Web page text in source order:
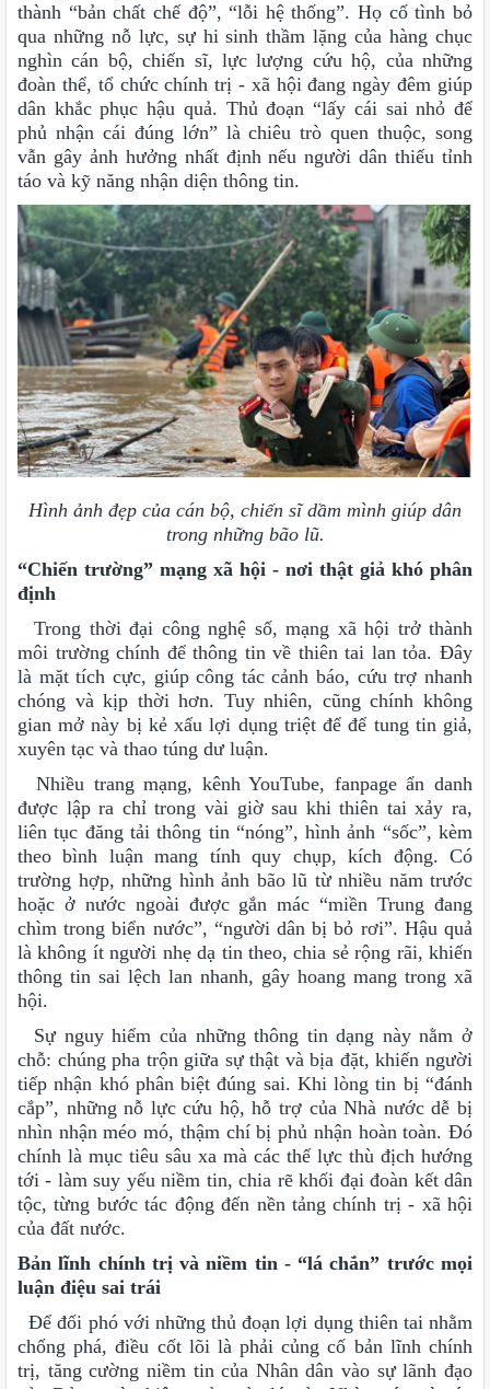
thành “bản chất chế độ”, “lỗi hệ thống”. Họ cố tình bỏ
qua những nỗ lực, sự hi sinh thầm lặng của hàng chục
nghìn cán bộ, chiến sĩ, lực lượng cứu hộ, của những
đoàn thể, tổ chức chính trị - xã hội đang ngày đêm giúp
dân khắc phục hậu quả. Thủ đoạn “lấy cái sai nhỏ để
phủ nhận cái đúng lớn” là chiêu trò quen thuộc, song
vẫn gây ảnh hưởng nhất định nếu người dân thiếu tỉnh
táo và kỹ năng nhận diện thông tin.
Hình ảnh đẹp của cán bộ, chiến sĩ dầm mình giúp dân
trong những bão lũ.
“Chiến trường” mạng xã hội - nơi thật giả khó phân
định
Trong thời đại công nghệ số, mạng xã hội trở thành
môi trường chính để thông tin về thiên tai lan tỏa. Đây
là mặt tích cực, giúp công tác cảnh báo, cứu trợ nhanh
chóng và kịp thời hơn. Tuy nhiên, cũng chính không
gian mở này bị kẻ xấu lợi dụng triệt để để tung tin giả,
xuyên tạc và thao túng dư luận.
Nhiều trang mạng, kênh YouTube, fanpage ẩn danh
được lập ra chỉ trong vài giờ sau khi thiên tai xảy ra,
liên tục đăng tải thông tin “nóng”, hình ảnh “sốc”, kèm
theo bình luận mang tính quy chụp, kích động. Có
trường hợp, những hình ảnh bão lũ từ nhiều năm trước
hoặc ở nước ngoài được gắn mác “miền Trung đang
chìm trong biển nước”, “người dân bị bỏ rơi”. Hậu quả
là không ít người nhẹ dạ tin theo, chia sẻ rộng rãi, khiến
thông tin sai lệch lan nhanh, gây hoang mang trong xã
hội.
Sự nguy hiểm của những thông tin dạng này nằm ở
chỗ: chúng pha trộn giữa sự thật và bịa đặt, khiến người
tiếp nhận khó phân biệt đúng sai. Khi lòng tin bị “đánh
cắp”, những nỗ lực cứu hộ, hỗ trợ của Nhà nước dễ bị
nhìn nhận méo mó, thậm chí bị phủ nhận hoàn toàn. Đó
chính là mục tiêu sâu xa mà các thế lực thù địch hướng
tới - làm suy yếu niềm tin, chia rẽ khối đại đoàn kết dân
tộc, từng bước tác động đến nền tảng chính trị - xã hội
của đất nước.
Bản lĩnh chính trị và niềm tin - “lá chắn” trước mọi
luận điệu sai trái
Để đối phó với những thủ đoạn lợi dụng thiên tai nhằm
chống phá, điều cốt lõi là phải củng cố bản lĩnh chính
trị, tăng cường niềm tin của Nhân dân vào sự lãnh đạo